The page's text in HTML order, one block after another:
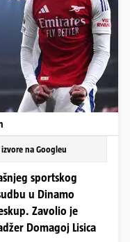
na Googleu
sportskog
u Dinamo
Zavolio je
Domagoj Lisica